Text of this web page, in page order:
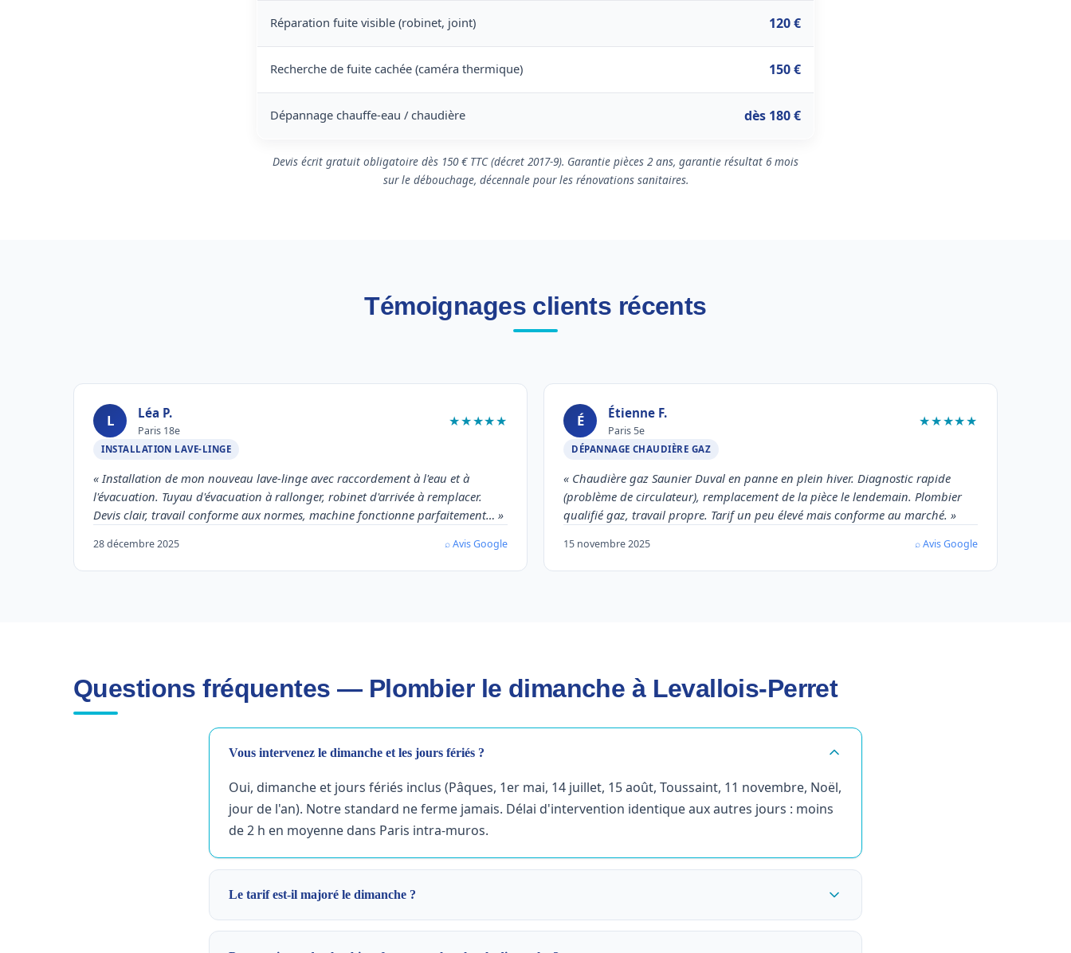
Réparation fuite visible (robinet, joint) 120 €
Recherche de fuite cachée (caméra thermique) 150 €
Dépannage chauffe-eau / chaudière dès 180 €
Devis écrit gratuit obligatoire dès 150 € TTC (décret 2017-9). Garantie pièces 2 ans, garantie résultat 6 mois
sur le débouchage, décennale pour les rénovations sanitaires.
Témoignages clients récents
L Léa P.
Paris 18e
★★★★★
INSTALLATION LAVE-LINGE
« Installation de mon nouveau lave-linge avec raccordement à l'eau et à
l'évacuation. Tuyau d'évacuation à rallonger, robinet d'arrivée à remplacer.
Devis clair, travail conforme aux normes, machine fonctionne parfaitement… »
28 décembre 2025 ⌕ Avis Google
É Étienne F.
Paris 5e
★★★★★
DÉPANNAGE CHAUDIÈRE GAZ
« Chaudière gaz Saunier Duval en panne en plein hiver. Diagnostic rapide
(problème de circulateur), remplacement de la pièce le lendemain. Plombier
qualifié gaz, travail propre. Tarif un peu élevé mais conforme au marché. »
15 novembre 2025 ⌕ Avis Google
Questions fréquentes — Plombier le dimanche à Levallois-Perret
Vous intervenez le dimanche et les jours fériés ?
Oui, dimanche et jours fériés inclus (Pâques, 1er mai, 14 juillet, 15 août, Toussaint, 11 novembre, Noël,
jour de l'an). Notre standard ne ferme jamais. Délai d'intervention identique aux autres jours : moins
de 2 h en moyenne dans Paris intra-muros.
Le tarif est-il majoré le dimanche ?